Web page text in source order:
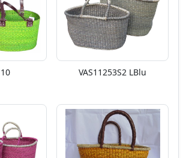
VAS11253S2 LBlu